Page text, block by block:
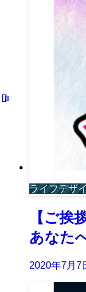
ライフデザ
【ご挨
あなた
2020年7月7